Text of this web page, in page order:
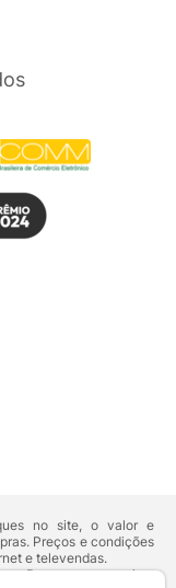
no site, o valor e
Preços e condições
e televendas.
Para compras acima